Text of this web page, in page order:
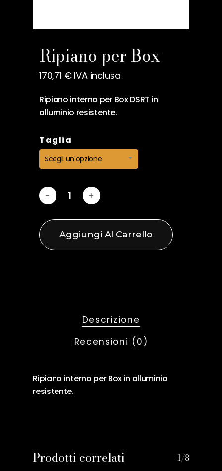
Ripiano per Box
170,71 € IVA inclusa
Ripiano interno per Box DSRT in
alluminio resistente.
Taglia
Scegli un'opzione
Aggiungi Al Carrello
Descrizione
Recensioni (0)
Ripiano interno per Box in alluminio
resistente.
Prodotti correlati 1/8
Nome
sito web in questo browser
per la prossima volta che
commento.